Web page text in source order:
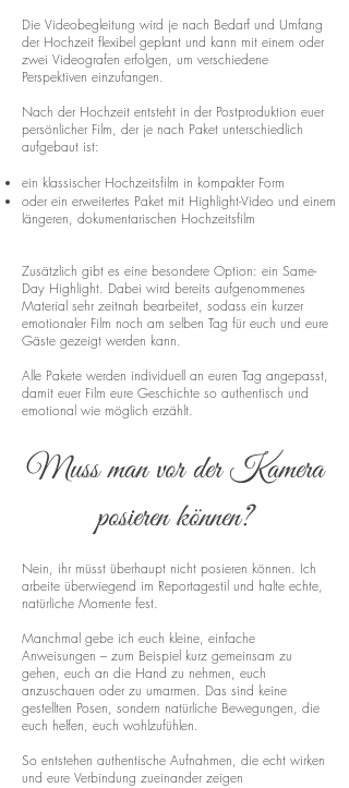
Die Videobegleitung wird je nach Bedarf und Umfang
der Hochzeit flexibel geplant und kann mit einem oder
zwei Videografen erfolgen, um verschiedene
Perspektiven einzufangen.
Nach der Hochzeit entsteht in der Postproduktion euer
persönlicher Film, der je nach Paket unterschiedlich
aufgebaut ist:
ein klassischer Hochzeitsfilm in kompakter Form
oder ein erweitertes Paket mit Highlight-Video und einem
längeren, dokumentarischen Hochzeitsfilm
Zusätzlich gibt es eine besondere Option: ein Same-
Day Highlight. Dabei wird bereits aufgenommenes
Material sehr zeitnah bearbeitet, sodass ein kurzer
emotionaler Film noch am selben Tag für euch und eure
Gäste gezeigt werden kann.
Alle Pakete werden individuell an euren Tag angepasst,
damit euer Film eure Geschichte so authentisch und
emotional wie möglich erzählt.
Muss man vor der Kamera
posieren können?
Nein, ihr müsst überhaupt nicht posieren können. Ich
arbeite überwiegend im Reportagestil und halte echte,
natürliche Momente fest.
Manchmal gebe ich euch kleine, einfache
Anweisungen – zum Beispiel kurz gemeinsam zu
gehen, euch an die Hand zu nehmen, euch
anzuschauen oder zu umarmen. Das sind keine
gestellten Posen, sondern natürliche Bewegungen, die
euch helfen, euch wohlzufühlen.
So entstehen authentische Aufnahmen, die echt wirken
und eure Verbindung zueinander zeigen